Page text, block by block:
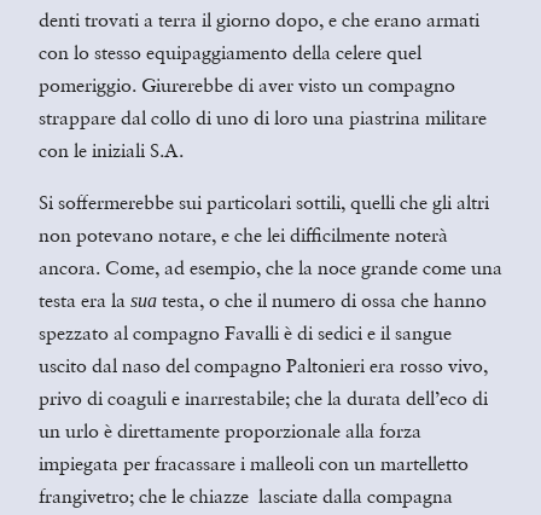
denti trovati a terra il giorno dopo, e che erano armati
con lo stesso equipaggiamento della celere quel
pomeriggio. Giurerebbe di aver visto un compagno
strappare dal collo di uno di loro una piastrina militare
con le iniziali S.A.
Si soffermerebbe sui particolari sottili, quelli che gli altri
non potevano notare, e che lei difficilmente noterà
ancora. Come, ad esempio, che la noce grande come una
testa era la sua testa, o che il numero di ossa che hanno
spezzato al compagno Favalli è di sedici e il sangue
uscito dal naso del compagno Paltonieri era rosso vivo,
privo di coaguli e inarrestabile; che la durata dell’eco di
un urlo è direttamente proporzionale alla forza
impiegata per fracassare i malleoli con un martelletto
frangivetro; che le chiazze lasciate dalla compagna